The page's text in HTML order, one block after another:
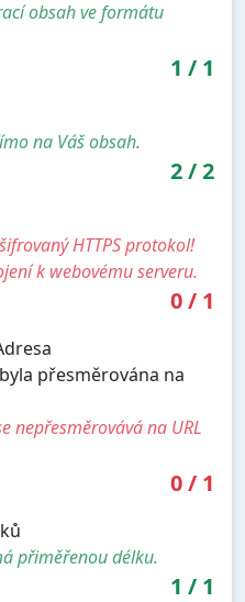
obsah ve formátu
1 / 1
na Váš obsah.
2/2
HTTPS protokol!
k webovému serveru.
0/ 1
přesměrována na
nepřesměrovává na URL
0/ 1
přiměřenou délku.
1 / 1